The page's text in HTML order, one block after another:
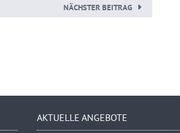
NÄCHSTER BEITRAG
AKTUELLE ANGEBOTE